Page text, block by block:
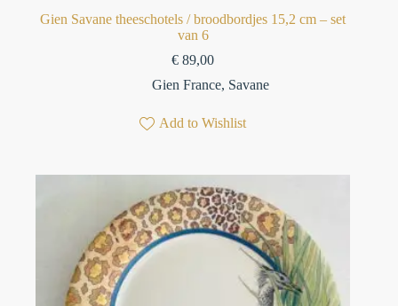
Gien Savane theeschotels / broodbordjes 15,2 cm – set
van 6⁠
€ 89,00
Gien France, Savane
Add to Wishlist